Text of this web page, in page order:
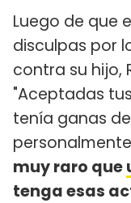
Luego de que
disculpas por
contra su hijo,
"Aceptadas
tenía ganas
personalmente
muy raro que
tenga esas